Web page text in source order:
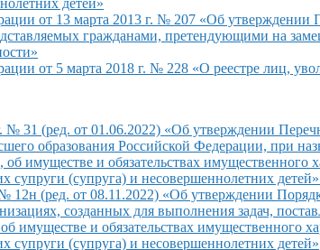
от 13 марта 2013 г. № 207 «Об
гражданами, претендующими на
от 5 марта 2018 г. № 228 «О реестре лиц,
№ 31 (ред. от 01.06.2022) «Об утверждении
образования Российской Федерации, при
об имуществе и обязательствах имущественного
супруги (супруга) и несовершеннолетних детей»
12н (ред. от 08.11.2022) «Об утверждении
созданных для выполнения задач,
об имуществе и обязательствах имущественного
супруги (супруга) и несовершеннолетних детей»